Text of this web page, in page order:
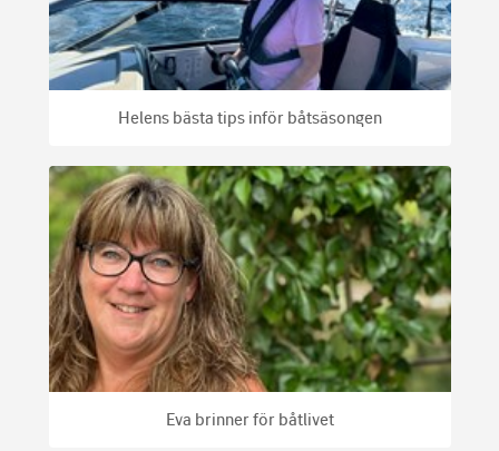
Helens bästa tips inför båtsäsongen
Eva brinner för båtlivet